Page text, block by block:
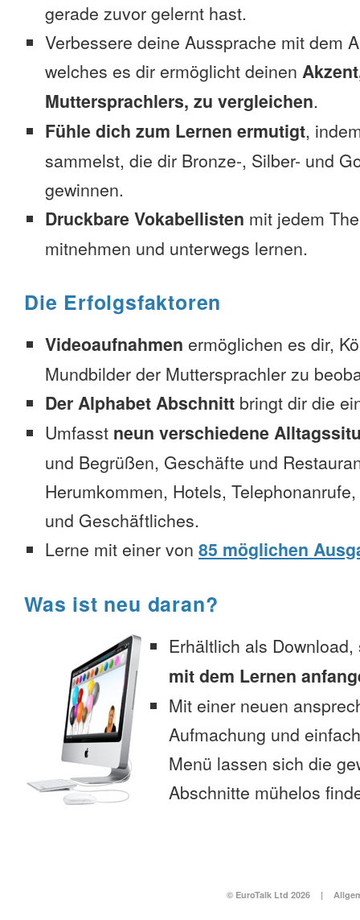
gerade zuvor gelernt hast.
Verbessere deine Aussprache mit dem
welches es dir ermöglicht deinen
Muttersprachlers, zu vergleichen.
Fühle dich zum Lernen ermutigt,
sammelst, die dir Bronze-, Silber- und
gewinnen.
Druckbare Vokabellisten mit jedem
mitnehmen und unterwegs lernen.
Die Erfolgsfaktoren
Videoaufnahmen ermöglichen es dir,
Mundbilder der Muttersprachler zu
Der Alphabet Abschnitt bringt dir die
Umfasst neun verschiedene
und Begrüßen, Geschäfte und
Herumkommen, Hotels,
und Geschäftliches.
Lerne mit einer von 85 möglichen
Was ist neu daran?
Erhältlich als
mit dem Lernen
Mit einer neuen
Aufmachung und
Menü lassen sich die
Abschnitte mühelos
© EuroTalk Ltd 2026 |